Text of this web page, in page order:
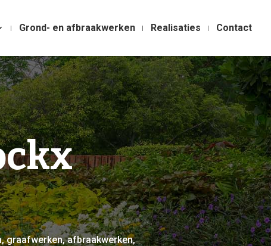
Grond- en afbraakwerken Realisaties Contact
graafwerken, afbraakwerken,